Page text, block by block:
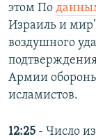
этом По
Израиль и
воздушного
Армии
исламистов.
12:25 - Число